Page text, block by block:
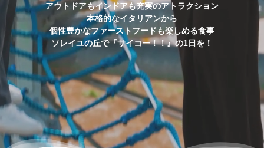
ソレイユの丘HP
言語
日本語
アウトドアもインドアも充実のアトラクション
本格的なイタリアンから
個性豊かなファーストフードも楽しめる食事
ソレイユの丘で『サイコー！！』の1日を！